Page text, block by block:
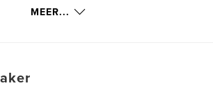
Biografieën en memoires
mei 02, 2026
MEER...